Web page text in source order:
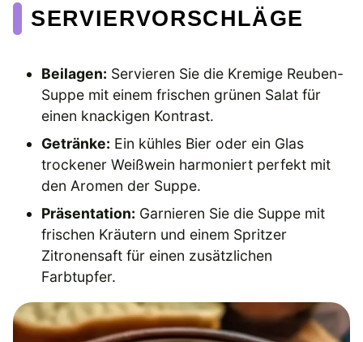
SERVIERVORSCHLÄGE
Beilagen: Servieren Sie die Kremige Reuben-
Suppe mit einem frischen grünen Salat für
einen knackigen Kontrast.
Getränke: Ein kühles Bier oder ein Glas
trockener Weißwein harmoniert perfekt mit
den Aromen der Suppe.
Präsentation: Garnieren Sie die Suppe mit
frischen Kräutern und einem Spritzer
Zitronensaft für einen zusätzlichen
Farbtupfer.